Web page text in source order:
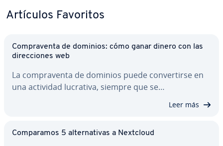
Artículos Favoritos
Co­m­pra­ve­n­ta de dominios: cómo ganar dinero con las
di­re­c­cio­nes web
La co­m­pra­ve­n­ta de dominios puede co­n­ve­r­ti­r­se en
una actividad lucrativa, siempre que se…
Leer más
Co­m­pa­ra­mos 5 al­te­r­na­ti­vas a Nextcloud